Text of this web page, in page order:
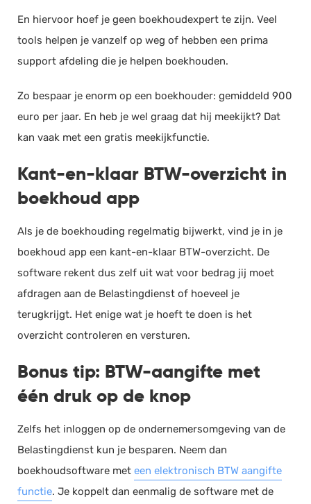
En hiervoor hoef je geen boekhoudexpert te zijn. Veel
tools helpen je vanzelf op weg of hebben een prima
support afdeling die je helpen boekhouden.
Zo bespaar je enorm op een boekhouder: gemiddeld 900
euro per jaar. En heb je wel graag dat hij meekijkt? Dat
kan vaak met een gratis meekijkfunctie.
Kant-en-klaar BTW-overzicht in
boekhoud app
Als je de boekhouding regelmatig bijwerkt, vind je in je
boekhoud app een kant-en-klaar BTW-overzicht. De
software rekent dus zelf uit wat voor bedrag jij moet
afdragen aan de Belastingdienst of hoeveel je
terugkrijgt. Het enige wat je hoeft te doen is het
overzicht controleren en versturen.
Bonus tip: BTW-aangifte met
één druk op de knop
Zelfs het inloggen op de ondernemersomgeving van de
Belastingdienst kun je besparen. Neem dan
boekhoudsoftware met een elektronisch BTW aangifte
functie. Je koppelt dan eenmalig de software met de